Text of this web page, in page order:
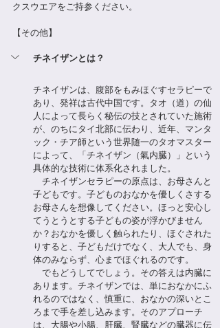
クスウエアをご持参ください。
【その他】
チネイザンとは？
チネイザンは、腹部をもみほぐすセラピーで
あり、発祥は古代中国です。タオ（道）の仙
人によって長らく秘伝の技とされていた施術
が、のちにタイ北部に伝わり、近年、マンタ
ック・チア師という世界随一のタオマスター
によって、「チネイザン（氣内臓）」という
具体的な技術に体系化されました。
チネイザンセラピーの原点は、お母さんと
子どもです。子どものおなかを優しくさする
お母さんを想像してください。ほっと安心し
てうとうとする子どもの姿が浮かびません
か？おなかを優しく触られたり、ほぐされた
りすると、子どもだけでなく、大人でも、身
体のみならず、心までほぐれるのです。
でもどうしてでしょう。その答えは内臓に
あります。チネイザンでは、単におなかにふ
れるのではなく、慎重に、おなかの深いとこ
ろまで手を差し込みます。そのアプローチ
は、大腸や小腸、肝臓、腎臓などの臓器に伝